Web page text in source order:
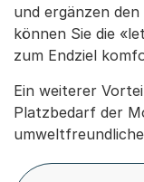
und ergänzen
können Sie die
zum Endziel
Ein weiterer
Platzbedarf der